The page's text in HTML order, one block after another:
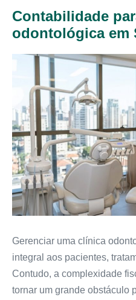
Contabilidade
odontológica em
Gerenciar uma clínica
integral aos pacientes,
Contudo, a complexidade
tornar um grande obstáculo